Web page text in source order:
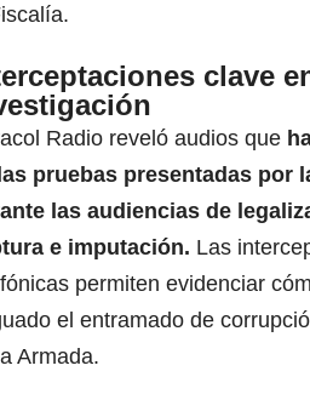
clave
Radio reveló audios que
pruebas presentadas por
las audiencias de
e imputación. Las
permiten evidenciar
el entramado de
Armada.